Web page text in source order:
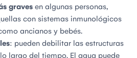
graves en algunas personas,
con sistemas inmunológicos
ancianos y bebés.
: pueden debilitar las estructuras
largo del tiempo. El agua puede